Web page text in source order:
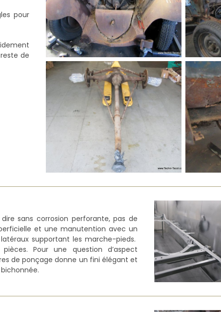
pour
de
sans corrosion perforante, pas de
et une manutention avec un
supportant les marche-pieds.
Pour une question d’aspect
de ponçage donne un fini élégant et